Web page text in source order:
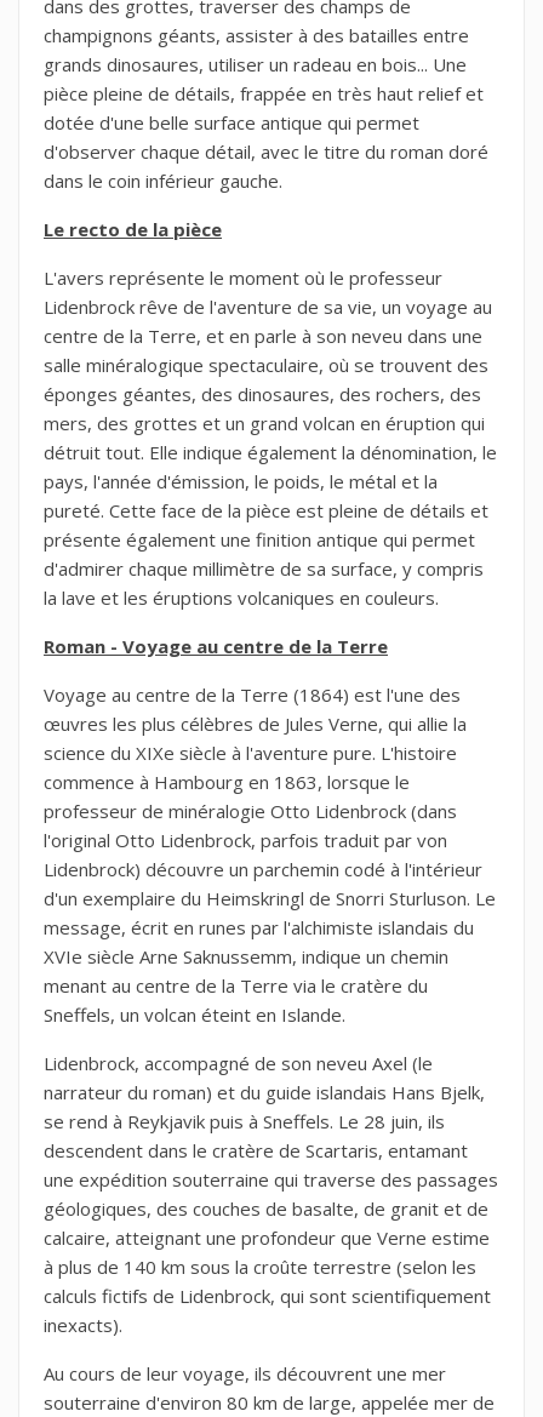
dans des grottes, traverser des champs de
champignons géants, assister à des batailles entre
grands dinosaures, utiliser un radeau en bois... Une
pièce pleine de détails, frappée en très haut relief et
dotée d'une belle surface antique qui permet
d'observer chaque détail, avec le titre du roman doré
dans le coin inférieur gauche.
Le recto de la pièce
L'avers représente le moment où le professeur
Lidenbrock rêve de l'aventure de sa vie, un voyage au
centre de la Terre, et en parle à son neveu dans une
salle minéralogique spectaculaire, où se trouvent des
éponges géantes, des dinosaures, des rochers, des
mers, des grottes et un grand volcan en éruption qui
détruit tout. Elle indique également la dénomination, le
pays, l'année d'émission, le poids, le métal et la
pureté. Cette face de la pièce est pleine de détails et
présente également une finition antique qui permet
d'admirer chaque millimètre de sa surface, y compris
la lave et les éruptions volcaniques en couleurs.
Roman - Voyage au centre de la Terre
Voyage au centre de la Terre (1864) est l'une des
œuvres les plus célèbres de Jules Verne, qui allie la
science du XIXe siècle à l'aventure pure. L'histoire
commence à Hambourg en 1863, lorsque le
professeur de minéralogie Otto Lidenbrock (dans
l'original Otto Lidenbrock, parfois traduit par von
Lidenbrock) découvre un parchemin codé à l'intérieur
d'un exemplaire du Heimskringl de Snorri Sturluson. Le
message, écrit en runes par l'alchimiste islandais du
XVIe siècle Arne Saknussemm, indique un chemin
menant au centre de la Terre via le cratère du
Sneffels, un volcan éteint en Islande.
Lidenbrock, accompagné de son neveu Axel (le
narrateur du roman) et du guide islandais Hans Bjelk,
se rend à Reykjavik puis à Sneffels. Le 28 juin, ils
descendent dans le cratère de Scartaris, entamant
une expédition souterraine qui traverse des passages
géologiques, des couches de basalte, de granit et de
calcaire, atteignant une profondeur que Verne estime
à plus de 140 km sous la croûte terrestre (selon les
calculs fictifs de Lidenbrock, qui sont scientifiquement
inexacts).
Au cours de leur voyage, ils découvrent une mer
souterraine d'environ 80 km de large, appelée mer de
Ma liste de vœux
Créer une liste d'envies
Nom de la liste d'envies
Créer une liste d'envies
Connexion ×
Vous devez être connecté pour ajouter des produits à
votre liste d'envies.
Annuler Connexion